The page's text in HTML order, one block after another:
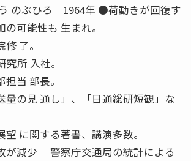
のぶひろ 1964年 ●荷動きが回復す
可能性も 生まれ。
了。
所 入社。
当 部長。
量の見 通し」、「日通総研短観」な
に関する著書、講演多数。
が減少 警察庁交通局の統計による